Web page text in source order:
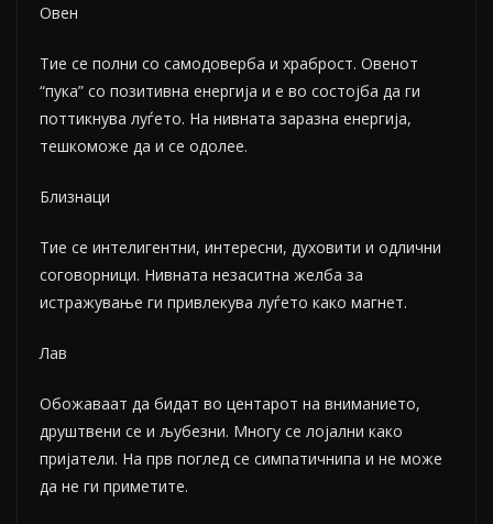
Овен
Тие се полни со самодоверба и храброст. Овенот
“пука” со позитивна енергија и е во состојба да ги
поттикнува луѓето. На нивната заразна енергија,
тешкоможе да и се одолее.
Близнаци
Тие се интелигентни, интересни, духовити и одлични
соговорници. Нивната незаситна желба за
истражување ги привлекува луѓето како магнет.
Лав
Обожаваат да бидат во центарот на вниманието,
друштвени се и љубезни. Многу се лојални како
пријатели. На прв поглед се симпатичнипа и не може
да не ги приметите.